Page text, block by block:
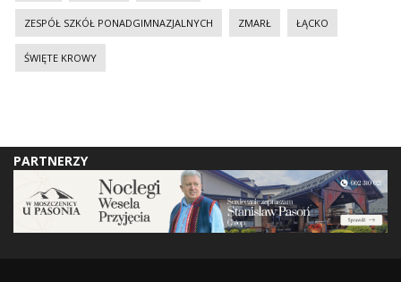
ZESPÓŁ SZKÓŁ PONADGIMNAZJALNYCH ZMARŁ ŁĄCKO
ŚWIĘTE KROWY
PARTNERZY